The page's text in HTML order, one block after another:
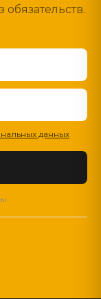
данных